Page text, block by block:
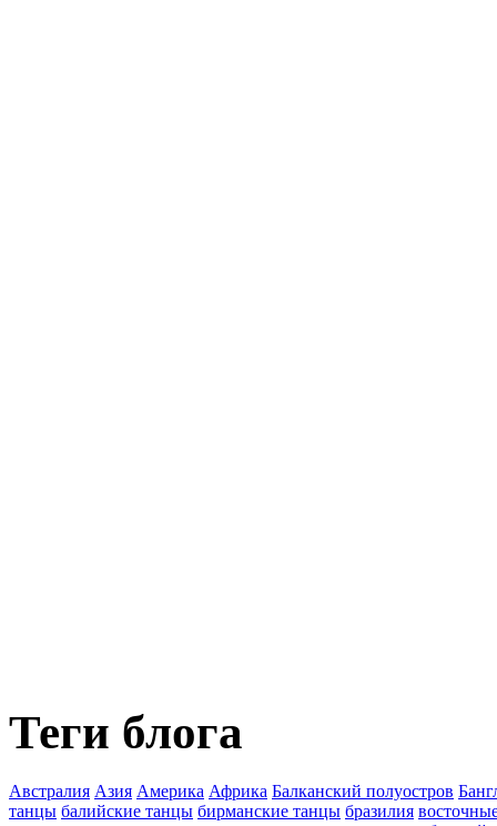
Теги блога
Австралия Азия Америка Африка Балканский полуостров
танцы балийские танцы бирманские танцы бразилия